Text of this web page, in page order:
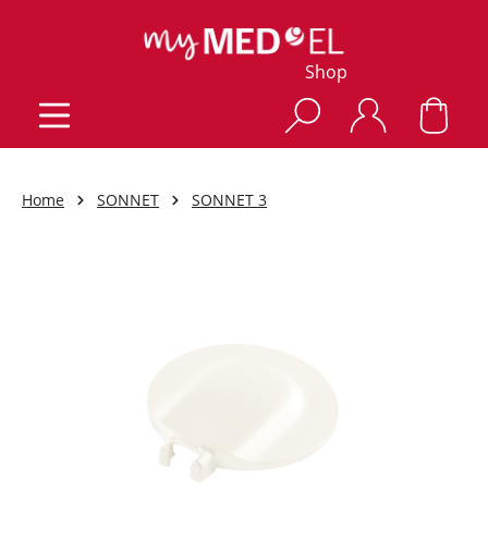
Shop
Home SONNET SONNET 3